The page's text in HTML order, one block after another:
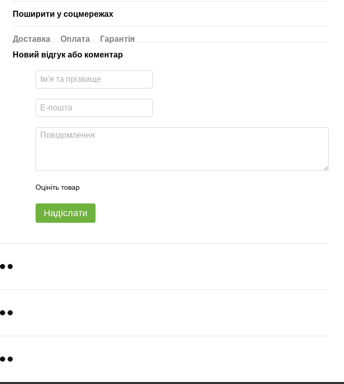
Поширити у соцмережах
Доставка Оплата
Гарантія
Новий відгук або коментар
Оцініть товар
Надіслати